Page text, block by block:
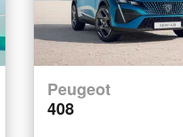
Peugeot
408